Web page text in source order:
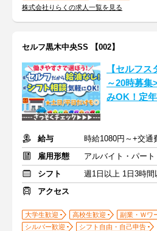
株式会社りらくの求人一覧を見る
セルフ黒木中央SS 【002】
【セルフ
～20時募
みOK！定
給与
時給1080円～+交
雇用形態
アルバイト・パート
シフト
週1日以上 1日3時間
アクセス
大学生歓迎 高校生歓迎
副業・Ｗワ
シルバー歓迎
シフト自由・自己申告